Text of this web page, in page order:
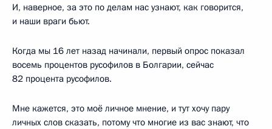
И, наверное, за это по делам нас узнают, как говорится,
и наши враги бьют.
Когда мы 16 лет назад начинали, первый опрос показал
восемь процентов русофилов в Болгарии, сейчас
82 процента русофилов.
Мне кажется, это моё личное мнение, и тут хочу пару
личных слов сказать, потому что многие из вас знают, что